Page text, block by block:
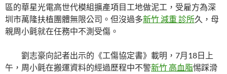
區的華星光電高世代模組擴產項目工地做泥工，受雇方為深
圳市萬隆扶植團體無限公司。但沒過多新竹 減重 診所久，母
親周小氈就在任務中不測受傷。
劉志豪向記者出示的《工傷協定書》載明，7月18日上
午，周小氈在搬運資料的經過歷程中不警新竹 高血脂惕踩滑